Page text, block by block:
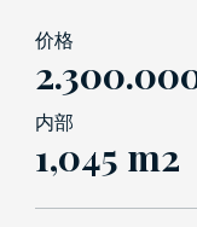
价格
内部
1,045 m2